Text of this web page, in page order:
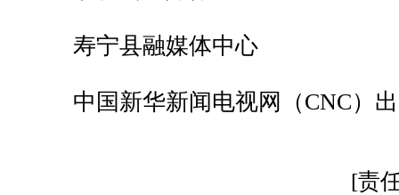
寿宁县融媒体中心
中国新华新闻电视网（CNC）
[责